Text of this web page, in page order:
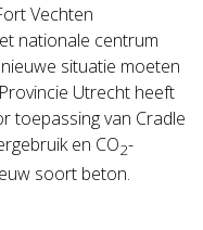
Vechten
nationale centrum
situatie moeten
Utrecht heeft
toepassing van Cradle
en CO2-
soort beton.